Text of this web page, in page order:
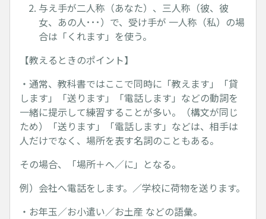
与え手が二人称（あなた）、三人称（彼、彼
女、あの人･･･）で、受け手が 一人称（私）の場
合は「くれます」を使う。
【教えるときのポイント】
・通常、教科書ではここで同時に「教えます」「貸
します」「送ります」「電話します」などの動詞を
一緒に提示して練習することが多い。（構文が同じ
ため）「送ります」「電話します」などは、相手は
人だけでなく、場所を表す名詞のこともある。
その場合、「場所＋へ／に」となる。
例）会社へ電話をします。／学校に荷物を送ります。
・お年玉／お小遣い／お土産 などの語彙。